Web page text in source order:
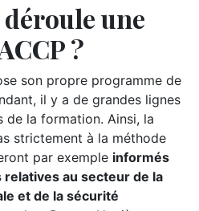
une
?
son propre programme de
il y a de grandes lignes
la formation. Ainsi, la
strictement à la méthode
par exemple informés
au secteur de la
et de la sécurité